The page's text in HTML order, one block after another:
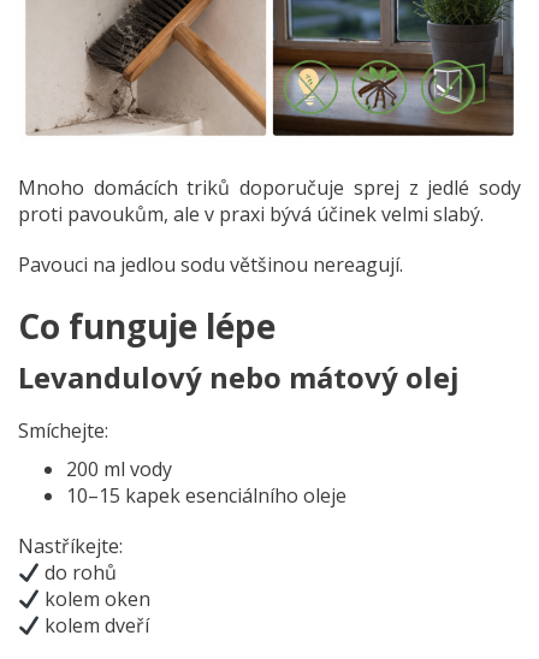
Mnoho domácích triků doporučuje sprej z jedlé sody
proti pavoukům, ale v praxi bývá účinek velmi slabý.
Pavouci na jedlou sodu většinou nereagují.
Co funguje lépe
Levandulový nebo mátový olej
Smíchejte:
200 ml vody
10–15 kapek esenciálního oleje
Nastříkejte:
do rohů
kolem oken
kolem dveří